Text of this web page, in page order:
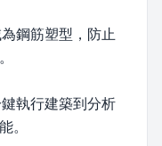
鋼筋塑型，防止
執行建築到分析
。